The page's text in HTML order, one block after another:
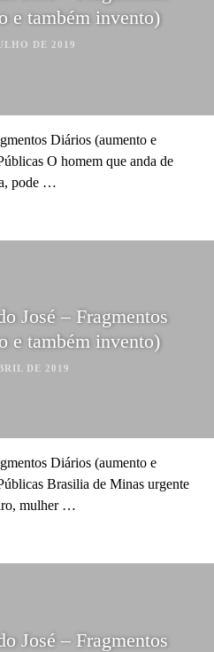
e também invento)
DE 2019
Diários (aumento e
O homem que anda de
pode …
José – Fragmentos
e também invento)
DE 2019
Diários (aumento e
Brasilia de Minas urgente
mulher …
José – Fragmentos